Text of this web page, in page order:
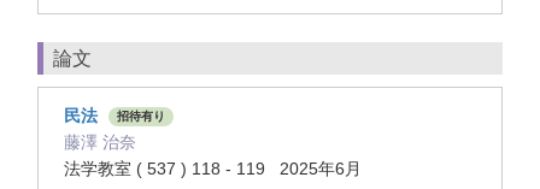
論文
民法 招待有り
藤澤 治奈
法学教室 ( 537 ) 118 - 119 2025年6月